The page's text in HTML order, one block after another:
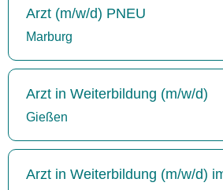
Arzt (m/w/d) PNEU
Marburg
Arzt in Weiterbildung (m/w/d)
Gießen
Arzt in Weiterbildung (m/w/d)